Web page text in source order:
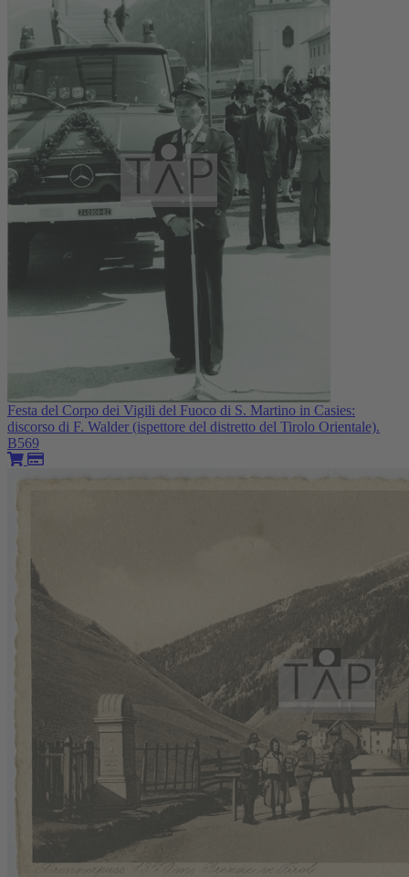
Festa del Corpo dei Vigili del Fuoco di S. Martino in Casies:
discorso di F. Walder (ispettore del distretto del Tirolo Orientale).
B569